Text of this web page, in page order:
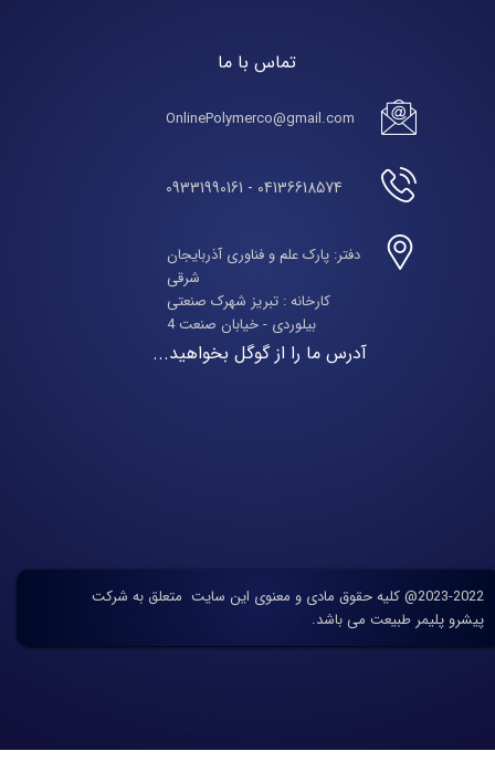
2023-2022@ کلیه حقوق مادی و معنوی این سایت متعلق به شرکت
پیشرو پلیمر طبیعت می باشد.
تماس با ما
OnlinePolymerco@gmail.com
04136618574 - 09331990161
دفتر: پارک علم و فناوری آذربایجان
شرقی
​​​​​​​کارخانه : تبریز شهرک صنعتی
بیلوردی - خیابان صنعت 4
آدرس ما را از گوگل بخواهید...